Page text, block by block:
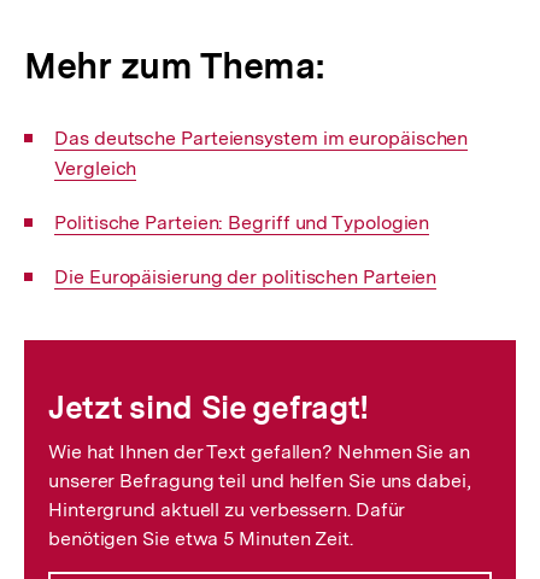
Mehr zum Thema:
Interner
Link:
Das deutsche Parteiensystem im europäischen
Vergleich
Interner
Politische Parteien: Begriff und Typologien
Interner
Die Europäisierung der politischen Parteien
Jetzt sind Sie gefragt!
Wie hat Ihnen der Text gefallen? Nehmen Sie an
unserer Befragung teil und helfen Sie uns dabei,
Hintergrund aktuell zu verbessern. Dafür
benötigen Sie etwa 5 Minuten Zeit.